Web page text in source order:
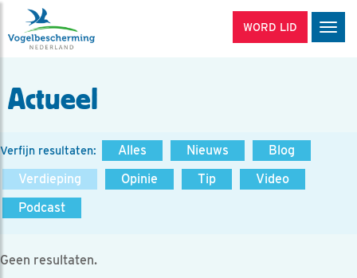
WORD LID
Actueel
Verfijn resultaten: Alles Nieuws
Blog
Verdieping
Opinie Tip
Video
Podcast
Geen resultaten.